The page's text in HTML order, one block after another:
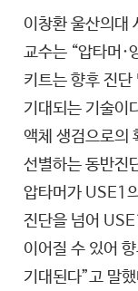
이창환 울산의대
교수는 “압타머·
키트는 향후 진단
기대되는 기술이
액체 생검으로의
선별하는 동반진
압타머가 USE1
진단을 넘어
이어질 수 있어
기대된다”고 말